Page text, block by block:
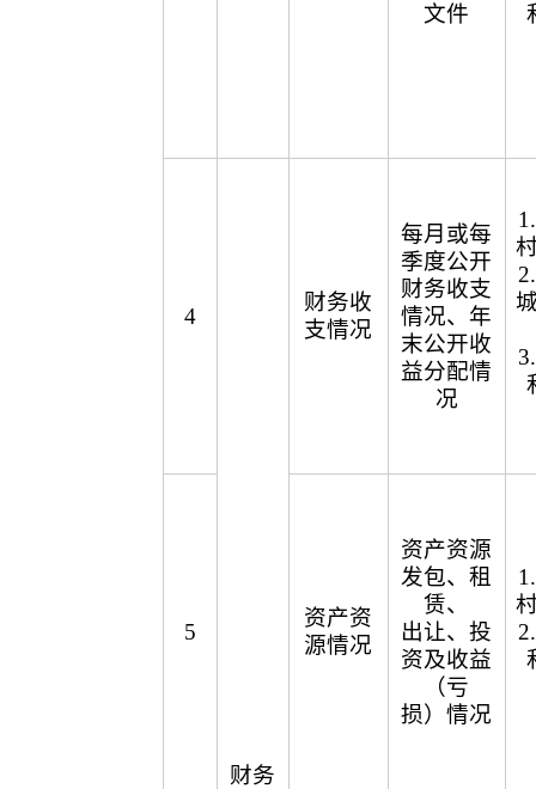
文件
4
财务
财务收
支情况
每月或每
季度公开
财务收支
情况、年
末公开收
益分配情
况
5
资产资
源情况
资产资源
发包、租
赁、
出让、投
资及收益
（亏
损）情况